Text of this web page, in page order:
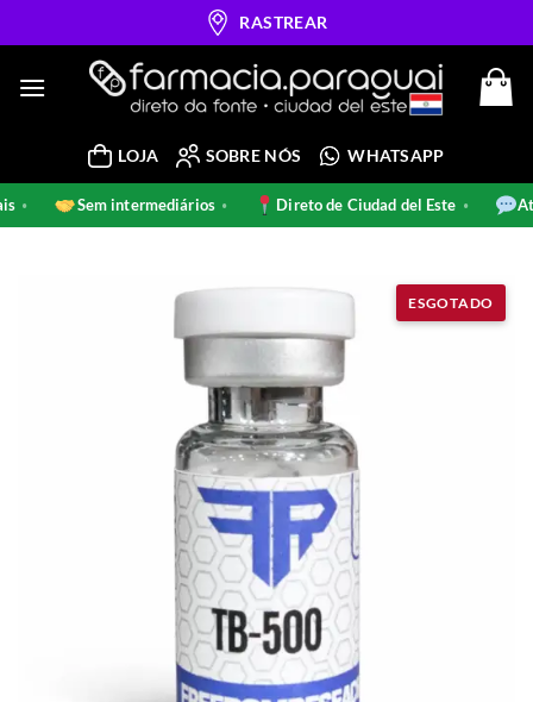
to
RASTREAR
LOJA SOBRE NÓS WHATSAPP
Sem intermediários Direto de Ciudad del Este